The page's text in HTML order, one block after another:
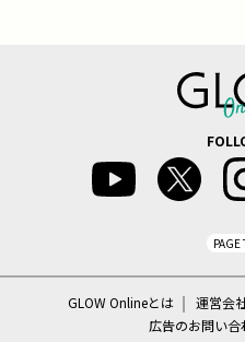
PAGE
GLOW Onlineとは 運営会
広告のお問い合